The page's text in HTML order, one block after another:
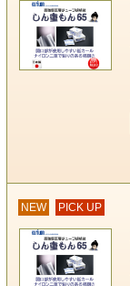
NEW PICK UP